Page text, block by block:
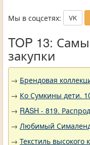
Мы в соцсетях: VK
TOP 13:
закупки
→ Брендовая
→ Ко Сумкины дети.
→ RASH - 819.
→ Любимый
→ Текстиль